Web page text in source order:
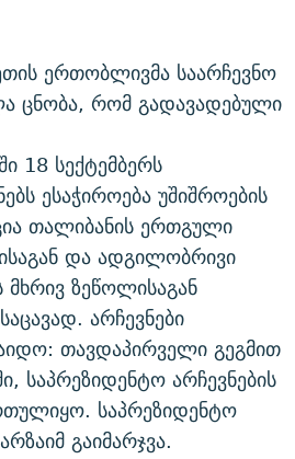
ᲬᲔᲚᲘ
COVID-19
ᲘᲡᲢᲝᲠᲘᲐ
- ᲐᲛᲝᲣᲗᲥᲛᲔᲚᲘ ᲐᲛᲑᲐᲕᲘ
საიტი
ერთობლივმა საარჩევნო
ცნობა, რომ გადავადებული
18 სექტემბერს
ესაჭიროება უშიშროების
თალიბანის ერთგული
და ადგილობრივი
მხრივ ზეწოლისაგან
არჩევნები
თავდაპირველი გეგმით
საპრეზიდენტო არჩევნების
საპრეზიდენტო
გაიმარჯვა.